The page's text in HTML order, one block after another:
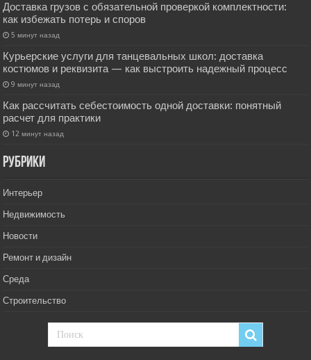
Доставка грузов с обязательной проверкой комплектности:
как избежать потерь и споров
5 минут назад
Курьерские услуги для танцевальных школ: доставка
костюмов и реквизита — как выстроить надежный процесс
9 минут назад
Как рассчитать себестоимость одной доставки: понятный
расчет для практики
12 минут назад
РУбрики
Интерьер
Недвижимость
Новости
Ремонт и дизайн
Среда
Строительство